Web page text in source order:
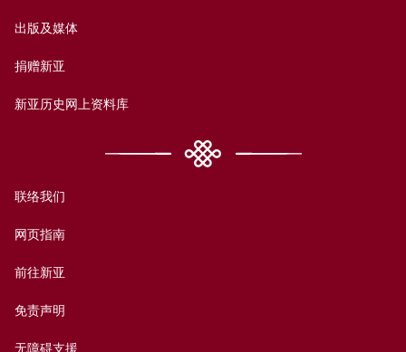
出版及媒体
捐赠新亚
新亚历史网上资料库
联络我们
网页指南
前往新亚
免责声明
无障碍支援